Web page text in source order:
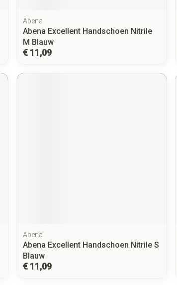
Abena
Abena Excellent Handschoen Nitrile
M Blauw
€ 11,09
Abena
Abena Excellent Handschoen Nitrile S
Blauw
€ 11,09